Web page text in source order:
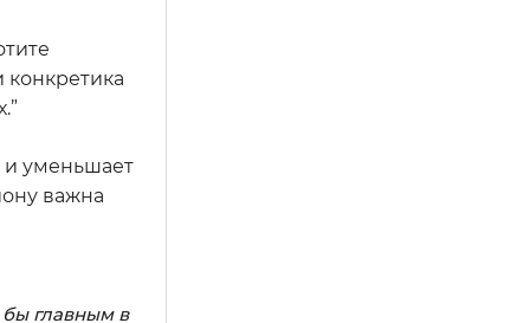
и уменьшает
важна
бы главным в